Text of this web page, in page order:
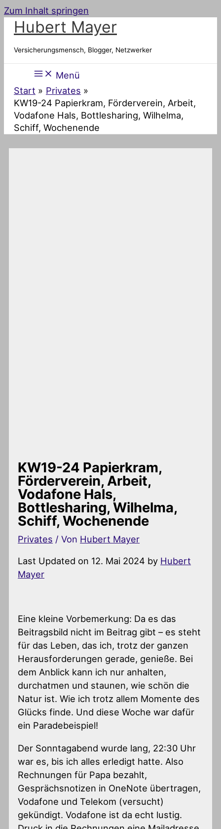
Zum Inhalt springen
Hubert Mayer
Versicherungsmensch, Blogger, Netzwerker
Menü
Start
Privates
KW19-24 Papierkram, Förderverein, Arbeit,
Vodafone Hals, Bottlesharing, Wilhelma,
Schiff, Wochenende
KW19-24 Papierkram,
Förderverein, Arbeit,
Vodafone Hals,
Bottlesharing, Wilhelma,
Schiff, Wochenende
Privates / Von Hubert Mayer
Last Updated on 12. Mai 2024 by Hubert
Mayer
Eine kleine Vorbemerkung: Da es das
Beitragsbild nicht im Beitrag gibt – es steht
für das Leben, das ich, trotz der ganzen
Herausforderungen gerade, genieße. Bei
dem Anblick kann ich nur anhalten,
durchatmen und staunen, wie schön die
Natur ist. Wie ich trotz allem Momente des
Glücks finde. Und diese Woche war dafür
ein Paradebeispiel!
Der Sonntagabend wurde lang, 22:30 Uhr
war es, bis ich alles erledigt hatte. Also
Rechnungen für Papa bezahlt,
Gesprächsnotizen in OneNote übertragen,
Vodafone und Telekom (versucht)
gekündigt. Vodafone ist da echt lustig.